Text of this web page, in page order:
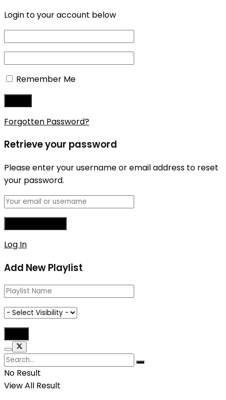
Login to your account below
Remember Me
Forgotten Password?
Retrieve your password
Please enter your username or email address to reset
your password.
Log In
Add New Playlist
No Result
View All Result